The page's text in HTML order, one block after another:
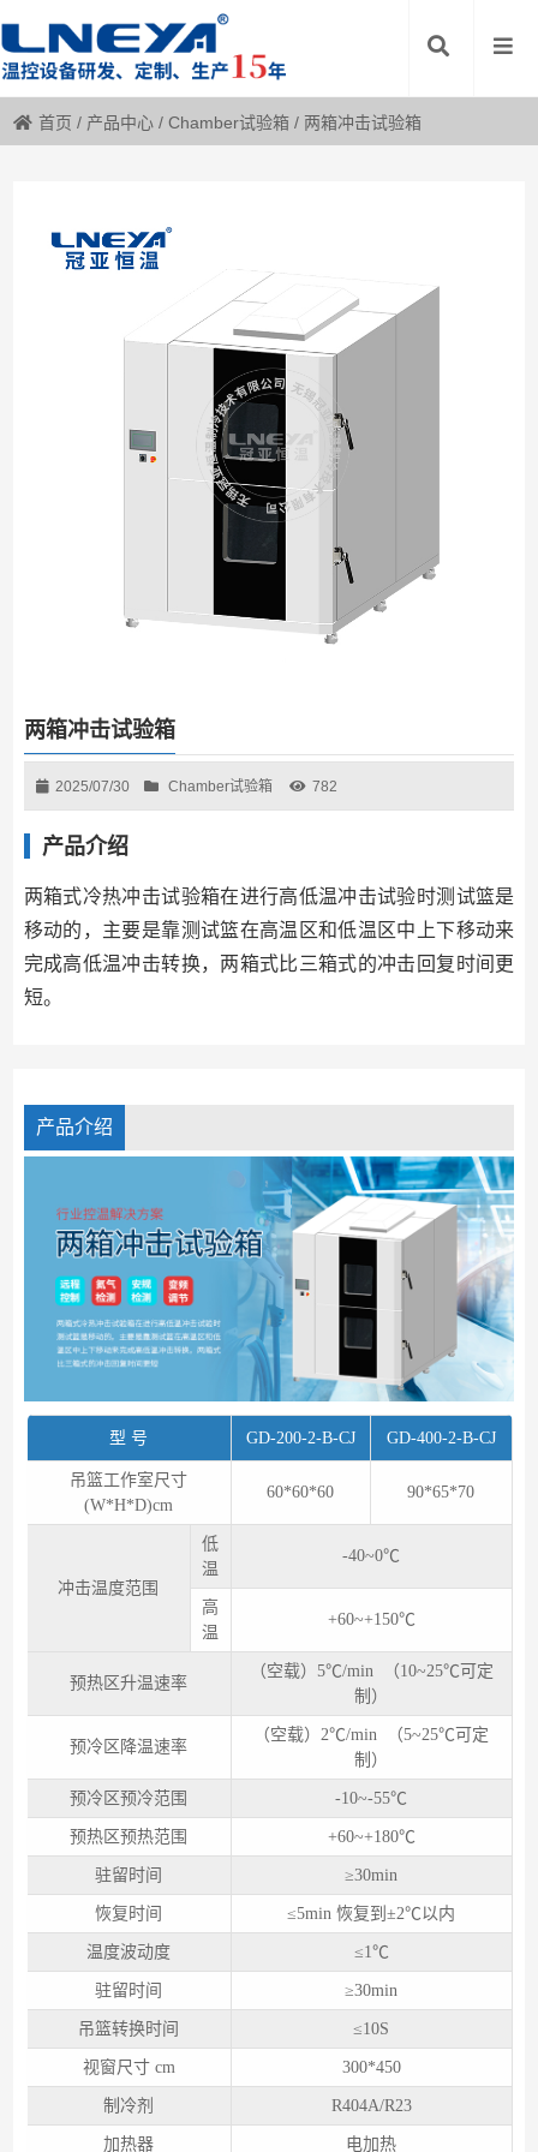
首页 / 产品中心 /Chamber试验箱 / 两箱冲击试验箱
两箱冲击试验箱
2025/07/30 Chamber试验箱 782
产品介绍
两箱式冷热冲击试验箱在进行高低温冲击试验时测试篮是
移动的，主要是靠测试篮在高温区和低温区中上下移动来
完成高低温冲击转换，两箱式比三箱式的冲击回复时间更
短。
产品介绍
型 号 GD-200-2-B-CJ GD-400-2-B-CJ
吊篮工作室尺寸
(W*H*D)cm
60*60*60 90*65*70
冲击温度范围
低
温
-40~0℃
高
温
+60~+150℃
预热区升温速率
（空载）5℃/min （10~25℃可定
制）
预冷区降温速率
（空载）2℃/min （5~25℃可定
制）
预冷区预冷范围 -10~-55℃
预热区预热范围 +60~+180℃
驻留时间 ≥30min
恢复时间 ≤5min 恢复到±2℃以内
温度波动度 ≤1℃
驻留时间 ≥30min
吊篮转换时间 ≤10S
视窗尺寸 cm 300*450
制冷剂 R404A/R23
加热器 电加热